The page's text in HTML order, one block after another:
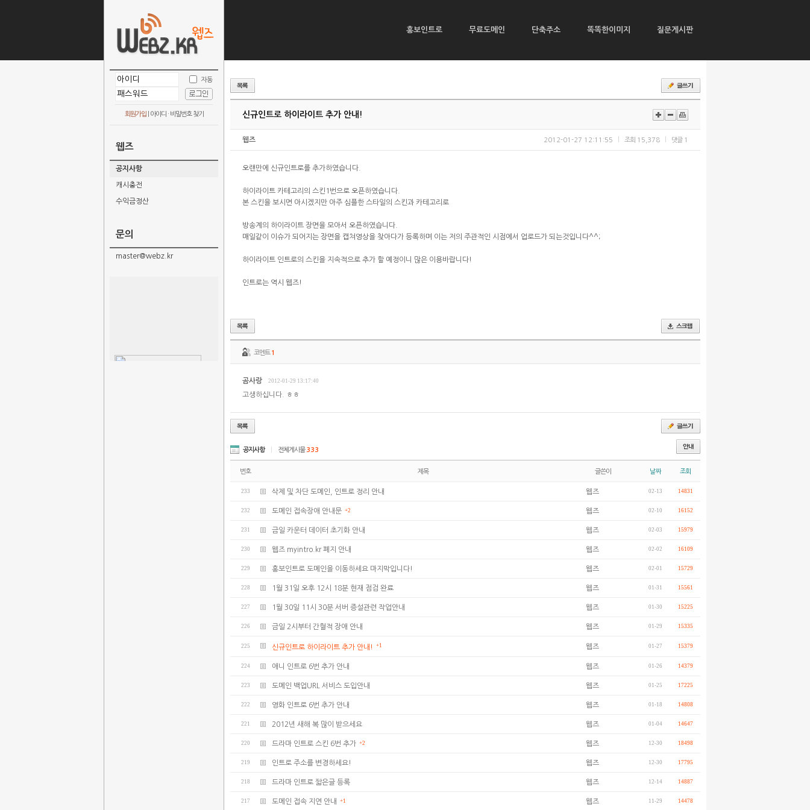
홍보인트로 무료도메인 단축주소 똑똑한이미지 질문게시판
자동
회원가입| 아이디 · 비밀번호 찾기
웹즈
공지사항
캐시충전
수익금정산
문의
master@webz.kr
신규인트로 하이라이트 추가 안내!
웹즈 2012-01-27 12:11:55 조회 15,378 댓글 1
오랜만에 신규인트로를 추가하였습니다.
하이라이트 카테고리의 스킨1번으로 오픈하였습니다.
본 스킨을 보시면 아시겠지만 아주 심플한 스타일의 스킨과 카테고리로
방송계의 하이라이트 장면을 모아서 오픈하였습니다.
매일같이 이슈가 되어지는 장면을 캡쳐영상을 찾아다가 등록하며 이는 저의 주관적인 시점에서 업로드가 되는것입니다^^;
하이라이트 인트로의 스킨을 지속적으로 추가 할 예정이니 많은 이용바랍니다!
인트로는 역시 웹즈!
코멘트1
곰사랑 2012-01-29 13:17:40
고생하십니다. ㅎㅎ
공지사항 전체게시물333
번호 제목 글쓴이 날짜 조회
233 삭제 및 차단 도메인, 인트로 정리 안내 웹즈 02-13 14831
232 도메인 접속장애 안내문 +2 웹즈 02-10 16152
231 금일 카운터 데이터 초기화 안내 웹즈 02-03 15979
230 웹즈 myintro.kr 폐지 안내 웹즈 02-02 16109
229 홍보인트로 도메인을 이동하세요 마지막입니다! 웹즈 02-01 15729
228 1월 31일 오후 12시 18분 현재 점검 완료 웹즈 01-31 15561
227 1월 30일 11시 30분 서버 증설관련 작업안내 웹즈 01-30 15225
226 금일 2시부터 간혈적 장애 안내 웹즈 01-29 15335
225 신규인트로 하이라이트 추가 안내! +1 웹즈 01-27 15379
224 애니 인트로 6번 추가 안내 웹즈 01-26 14379
223 도메인 백업URL 서비스 도입안내 웹즈 01-25 17225
222 영화 인트로 6번 추가 안내 웹즈 01-18 14808
221 2012년 새해 복 많이 받으세요 웹즈 01-04 14647
220 드라마 인트로 스킨 6번 추가 +2 웹즈 12-30 18498
219 인트로 주소를 변경하세요! 웹즈 12-30 17795
218 드라마 인트로 짧은글 등록 웹즈 12-14 14887
217 도메인 접속 지연 안내 +1 웹즈 11-29 14478